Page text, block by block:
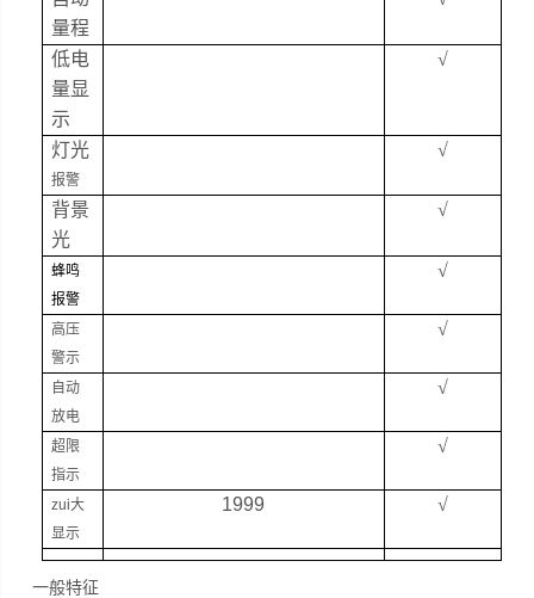
量程
低电
量显
示
√
灯光
报警
√
背景
光
√
蜂鸣
报警
√
高压
警示
√
自动
放电
√
超限
指示
√
zui大
显示
1999 √
一般特征